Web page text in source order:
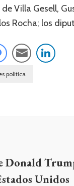
Villa Gesell,
Rocha; los
politica
Donald
Unidos